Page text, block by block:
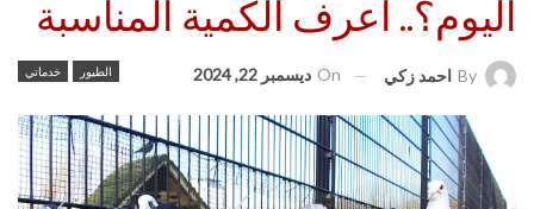
اليوم؟.. اعرف الكمية المناسبة
الطيور خدماتي By احمد زكي On ديسمبر 22, 2024